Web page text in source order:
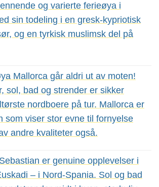
og varierte ferieøya i
sin todeling i en gresk-kypriotisk
og en tyrkisk muslimsk del på
Mallorca går aldri ut av moten!
sol, bad og strender er sikker
nordboere på tur. Mallorca er
som viser stor evne til fornyelse
andre kvaliteter også.
er genuine opplevelser i
– i Nord-Spania. Sol og bad